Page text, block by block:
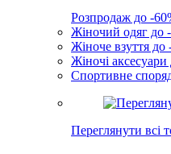
Розпродаж до -
Жіночий одяг до
Жіноче взуття до
Жіночі
Спортивне
Переглянути всі